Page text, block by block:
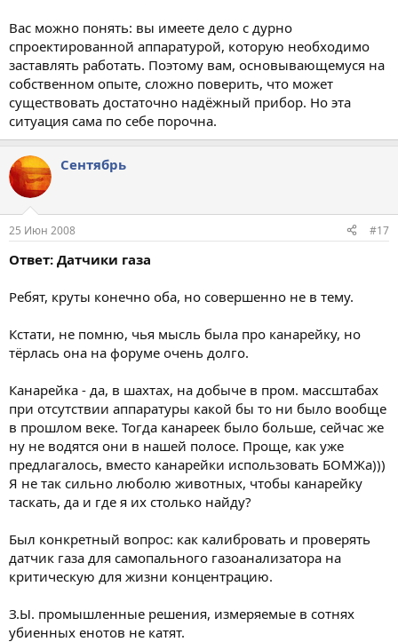
Вас можно понять: вы имеете дело с дурно
спроектированной аппаратурой, которую необходимо
заставлять работать. Поэтому вам, основывающемуся на
собственном опыте, сложно поверить, что может
существовать достаточно надёжный прибор. Но эта
ситуация сама по себе порочна.
Сентябрь
25 Июн 2008 #17
Ответ: Датчики газа
Ребят, круты конечно оба, но совершенно не в тему.
Кстати, не помню, чья мысль была про канарейку, но
тёрлась она на форуме очень долго.
Канарейка - да, в шахтах, на добыче в пром. массштабах
при отсутствии аппаратуры какой бы то ни было вообще
в прошлом веке. Тогда канареек было больше, сейчас же
ну не водятся они в нашей полосе. Проще, как уже
предлагалось, вместо канарейки использовать БОМЖа)))
Я не так сильно люболю животных, чтобы канарейку
таскать, да и где я их столько найду?
Был конкретный вопрос: как калибровать и проверять
датчик газа для самопального газоанализатора на
критическую для жизни концентрацию.
З.Ы. промышленные решения, измеряемые в сотнях
убиенных енотов не катят.